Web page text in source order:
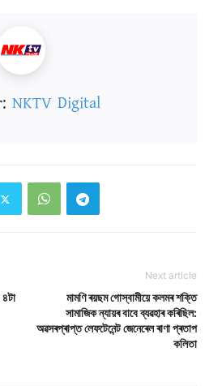
NKTV Digital
৪টা
Next article
মামণি ৰয়ছম গোস্বামীয়ে কলমৰ শক্তি
সামাজিক ন্যায়ৰ বাবে ব্যৱহাৰ কৰিছিল:
অৱসৰপ্ৰাপ্ত লেফটেনেন্ট জেনেৰেল ৰাণা প্ৰতাপ
কলিতা